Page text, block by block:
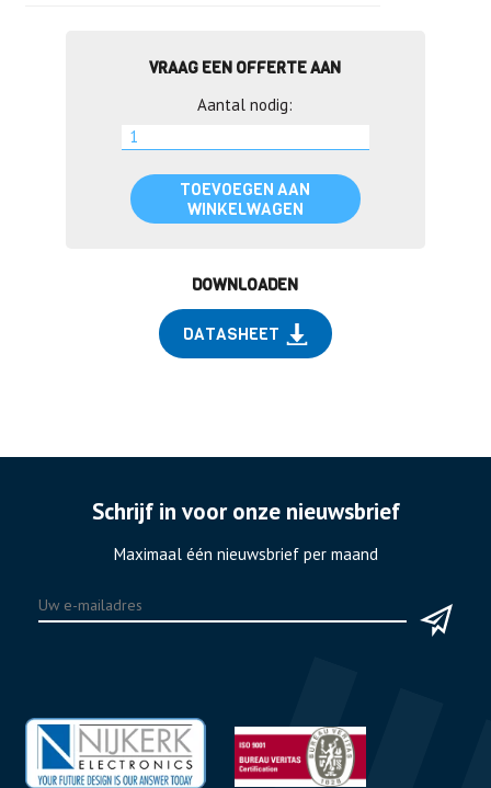
VRAAG EEN OFFERTE AAN
Aantal nodig:
TOEVOEGEN AAN
WINKELWAGEN
DOWNLOADEN
DATASHEET
Schrijf in voor onze nieuwsbrief
Maximaal één nieuwsbrief per maand